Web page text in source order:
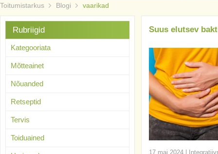
Toitumistarkus Blogi vaarikad
Suus elutsev
17 mai 2024
Rubriigid
Kategooriata
Mõtteainet
Nõuanded
Retseptid
Tervis
Toiduained